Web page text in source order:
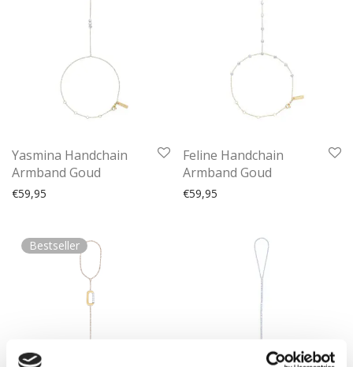
Yasmina Handchain
Armband Goud
€59,95
Feline Handchain
Armband Goud
€59,95
Bestseller